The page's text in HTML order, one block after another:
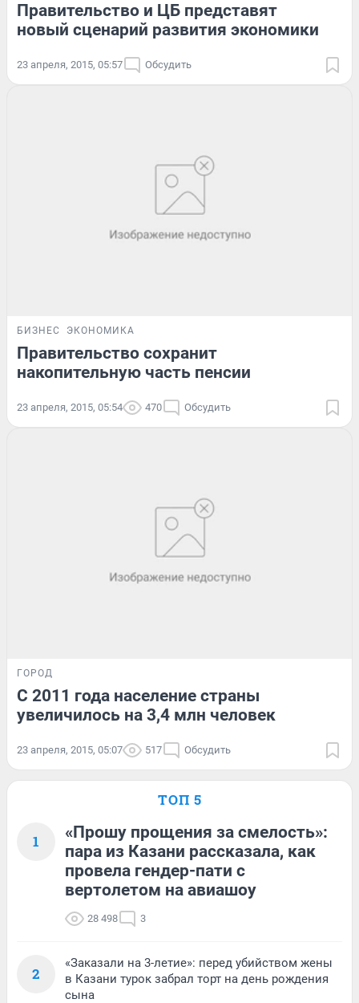
Правительство и ЦБ представят
новый сценарий развития экономики
23 апреля, 2015, 05:57 Обсудить
БИЗНЕС ЭКОНОМИКА
Правительство сохранит
накопительную часть пенсии
23 апреля, 2015, 05:54 470 Обсудить
ГОРОД
С 2011 года население страны
увеличилось на 3,4 млн человек
23 апреля, 2015, 05:07 517 Обсудить
ТОП 5
1
«Прошу прощения за смелость»:
пара из Казани рассказала, как
провела гендер-пати с
вертолетом на авиашоу
28 498 3
2
«Заказали на 3-летие»: перед убийством жены
в Казани турок забрал торт на день рождения
сына